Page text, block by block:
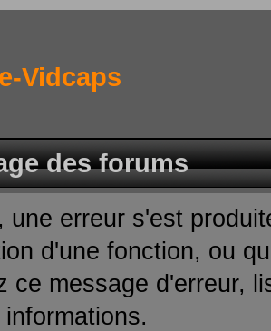
Vidcaps
des forums
une erreur s'est
d'une fonction, ou
ce message d'erreur,